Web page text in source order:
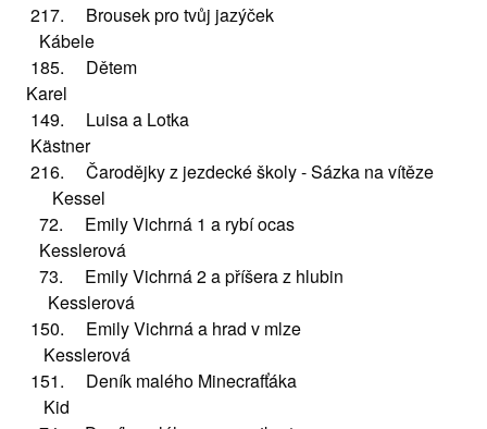
217. Brousek pro tvůj jazýček
Kábele
185. Dětem
Karel
149. Luisa a Lotka
Kästner
216. Čarodějky z jezdecké školy - Sázka na vítěze
Kessel
72. Emily Vichrná 1 a rybí ocas
Kesslerová
73. Emily Vichrná 2 a příšera z hlubin
Kesslerová
150. Emily Vichrná a hrad v mlze
Kesslerová
151. Deník malého Minecrafťáka
Kid